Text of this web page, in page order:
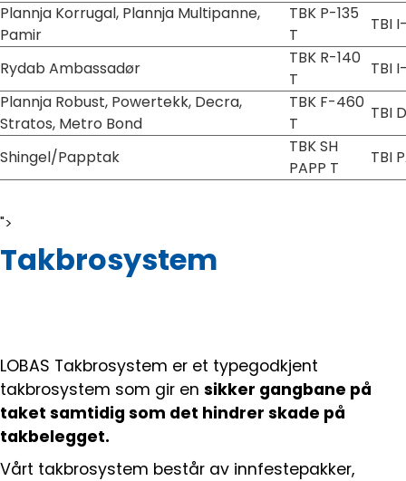
Plannja Korrugal, Plannja Multipanne,
Pamir
TBK P-135
T
TBI
Rydab Ambassadør
TBK R-140
T
TBI
Plannja Robust, Powertekk, Decra,
Stratos, Metro Bond
TBK F-460
T
TBI
Shingel/Papptak
TBK SH
PAPP T
TBI
">
Takbrosystem
LOBAS Takbrosystem er et typegodkjent
takbrosystem som gir en sikker gangbane på
taket samtidig som det hindrer skade på
takbelegget.
Vårt takbrosystem består av innfestepakker,